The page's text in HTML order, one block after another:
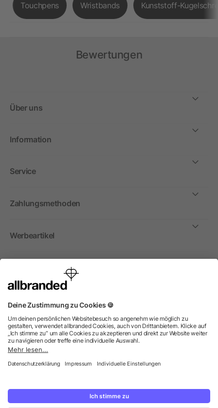
Touchpens Wristbands Kunststoff-
Bewertungen
Über uns
Information
Service
Zahlungsmethoden
Werbeartikel
International
Wir verkaufen Werbeartikel, Werbemittel und
Vereine. Alle Preise zzgl. MwSt.